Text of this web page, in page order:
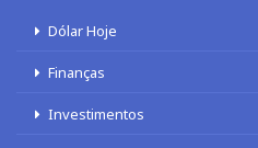
Dólar Hoje
Finanças
Investimentos